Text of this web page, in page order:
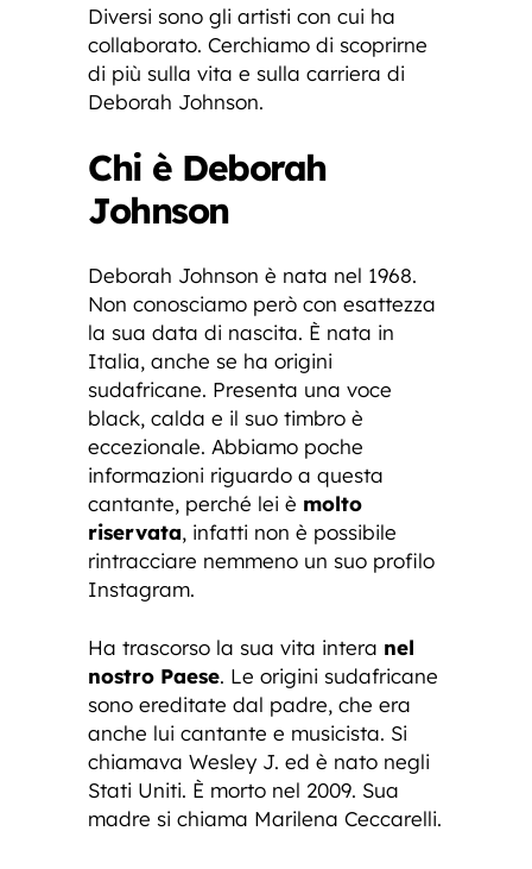
Diversi sono gli artisti con cui ha
collaborato. Cerchiamo di scoprirne
di più sulla vita e sulla carriera di
Deborah Johnson.
Chi è Deborah
Johnson
Deborah Johnson è nata nel 1968.
Non conosciamo però con esattezza
la sua data di nascita. È nata in
Italia, anche se ha origini
sudafricane. Presenta una voce
black, calda e il suo timbro è
eccezionale. Abbiamo poche
informazioni riguardo a questa
cantante, perché lei è molto
riservata, infatti non è possibile
rintracciare nemmeno un suo profilo
Instagram.
Ha trascorso la sua vita intera nel
nostro Paese. Le origini sudafricane
sono ereditate dal padre, che era
anche lui cantante e musicista. Si
chiamava Wesley J. ed è nato negli
Stati Uniti. È morto nel 2009. Sua
madre si chiama Marilena Ceccarelli.